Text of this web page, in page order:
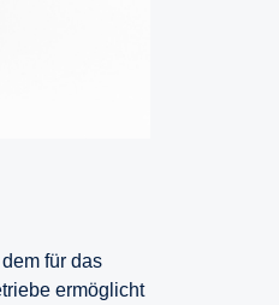
für das
ermöglicht